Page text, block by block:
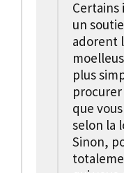
un
adorent
plus
que
selon la
Sinon,